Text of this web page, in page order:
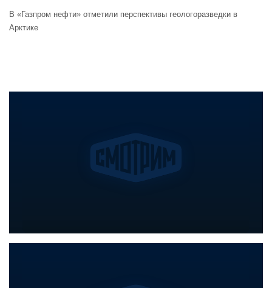
В «Газпром нефти» отметили перспективы геологоразведки в
Арктике